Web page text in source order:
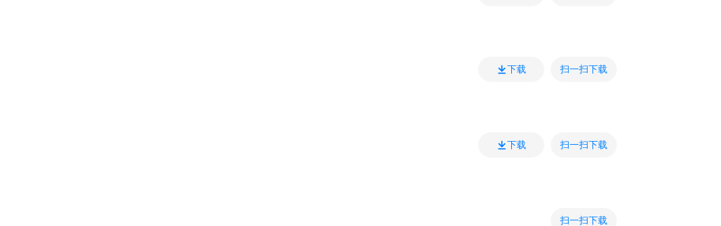
下载 扫一扫下载
下载 扫一扫下载
扫一扫下载